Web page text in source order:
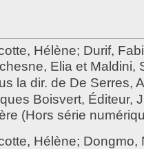
Hélène; Durif,
Elia et Maldini,
la dir. de De Serres,
Boisvert, Éditeur,
(Hors série
Hélène; Dongmo,